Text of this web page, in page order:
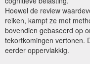
Hoewel de review
reiken, kampt ze met
bovendien gebaseerd op
tekortkomingen vertonen.
eerder oppervlakkig.